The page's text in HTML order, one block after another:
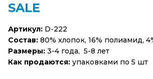
SALE
Артикул: D-222
Состав: 80% хлопок, 16% полиамид,
Размеры: 3-4 года, 5-8 лет
Как продаются: упаковками по 5 шт